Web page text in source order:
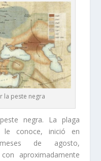
la peste negra
negra. La plaga
le conoce, inició en
de agosto,
aproximadamente